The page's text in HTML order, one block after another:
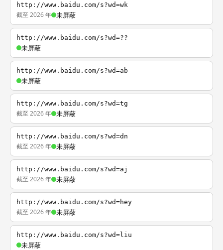
http://www.baidu.com/s?wd=wk
截至 2026 年 未屏蔽
http://www.baidu.com/s?wd=??
未屏蔽
http://www.baidu.com/s?wd=ab
未屏蔽
http://www.baidu.com/s?wd=tg
截至 2026 年 未屏蔽
http://www.baidu.com/s?wd=dn
截至 2026 年 未屏蔽
http://www.baidu.com/s?wd=aj
截至 2026 年 未屏蔽
http://www.baidu.com/s?wd=hey
截至 2026 年 未屏蔽
http://www.baidu.com/s?wd=liu
未屏蔽